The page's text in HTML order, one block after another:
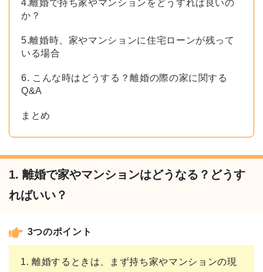
4.離婚で持ち家やマンションをどうすれば良いの
か？
5.離婚時、家やマンションに住宅ローンが残って
いる場合
6. こんな時はどうする？離婚の際の家に関する
Q&A
まとめ
1. 離婚で家やマンションはどうなる？どうす
ればいい？
3つのポイント
離婚するときは、まず持ち家やマンションの現